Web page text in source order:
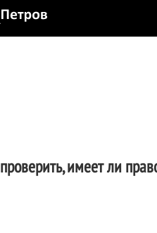
имеет ли